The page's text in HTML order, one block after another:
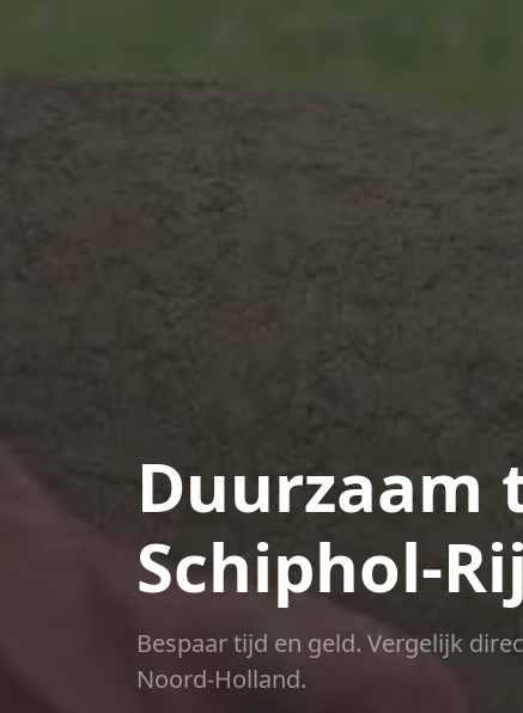
Duurzaam
Schiphol-
Bespaar tijd en geld. Vergelijk
Noord-Holland.